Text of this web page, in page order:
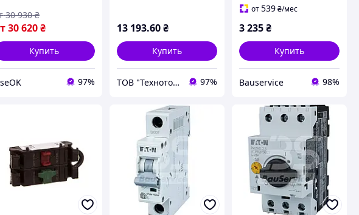
30 620₴
30 930 ₴
Купить
97%
13 193.60 ₴
Купить
ТОВ "Техноторг-Дон" 97%
от539₴/мес
3 235₴
Купить
Bauservice 98%